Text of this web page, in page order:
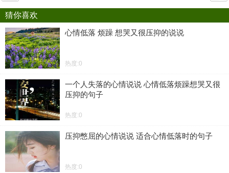
猜你喜欢
心情低落 烦躁 想哭又很压抑的说说
热度:0
一个人失落的心情说说 心情低落烦躁想哭又很
压抑的句子
热度:0
压抑憋屈的心情说说 适合心情低落时的句子
热度:0